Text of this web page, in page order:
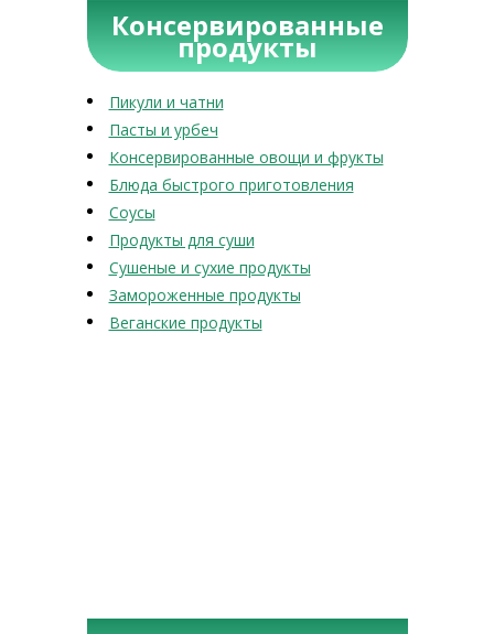
Консервированные
продукты
Пикули и чатни
Пасты и урбеч
Консервированные овощи и фрукты
Блюда быстрого приготовления
Соусы
Продукты для суши
Сушеные и сухие продукты
Замороженные продукты
Веганские продукты